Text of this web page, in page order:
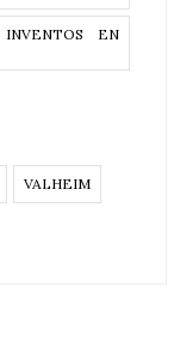
INVENTOS EN
VALHEIM